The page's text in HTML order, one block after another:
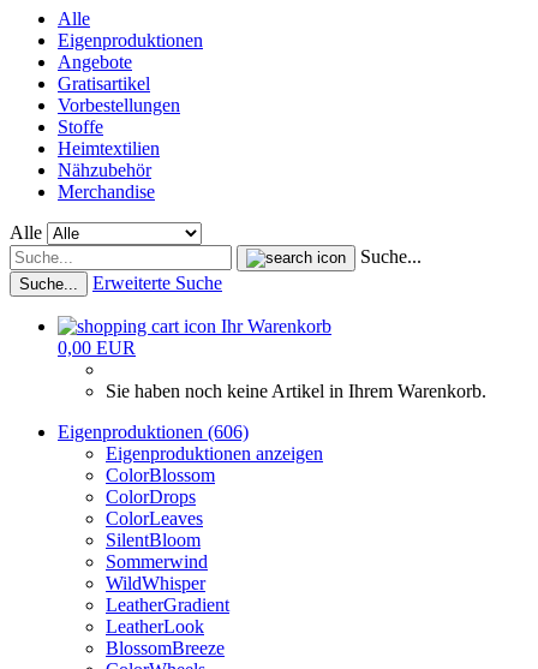
Alle
Eigenproduktionen
Angebote
Gratisartikel
Vorbestellungen
Stoffe
Heimtextilien
Nähzubehör
Merchandise
Alle
Suche...
Suche... Erweiterte Suche
Ihr Warenkorb
0,00 EUR
Sie haben noch keine Artikel in Ihrem Warenkorb.
Eigenproduktionen (606)
Eigenproduktionen anzeigen
ColorBlossom
ColorDrops
ColorLeaves
SilentBloom
Sommerwind
WildWhisper
LeatherGradient
LeatherLook
BlossomBreeze